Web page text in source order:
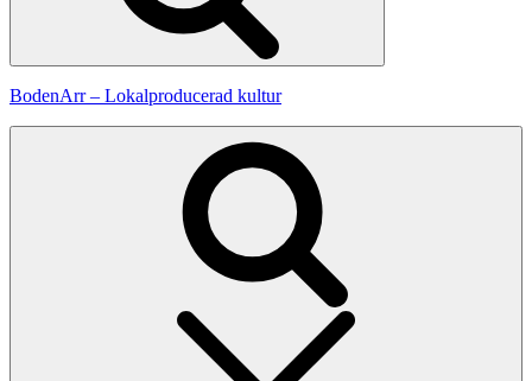
BodenArr – Lokalproducerad kultur